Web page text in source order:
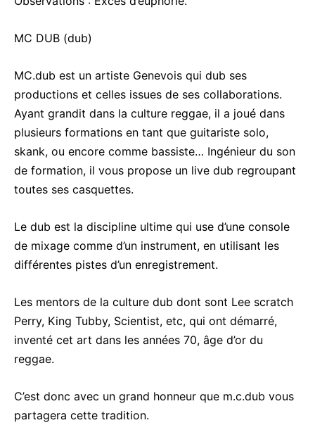
MC DUB (dub)
MC.dub est un artiste Genevois qui dub ses
productions et celles issues de ses collaborations.
Ayant grandit dans la culture reggae, il a joué dans
plusieurs formations en tant que guitariste solo,
skank, ou encore comme bassiste… Ingénieur du son
de formation, il vous propose un live dub regroupant
toutes ses casquettes.
Le dub est la discipline ultime qui use d’une console
de mixage comme d’un instrument, en utilisant les
différentes pistes d’un enregistrement.
Les mentors de la culture dub dont sont Lee scratch
Perry, King Tubby, Scientist, etc, qui ont démarré,
inventé cet art dans les années 70, âge d’or du
reggae.
C’est donc avec un grand honneur que m.c.dub vous
partagera cette tradition.